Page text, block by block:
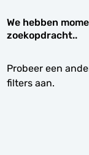
We hebben
zoekopdracht..
Probeer een
filters aan.